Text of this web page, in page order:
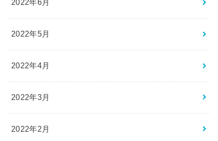
2022年6月
2022年5月
2022年4月
2022年3月
2022年2月